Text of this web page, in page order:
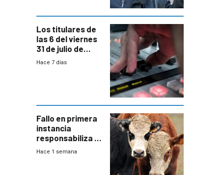
Los titulares de
las 6 del viernes
31 de julio de
2026
Hace 7 días
Fallo en primera
instancia
responsabiliza al
Estado por falta
Hace 1 semana